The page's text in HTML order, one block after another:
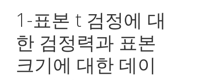
1-표본 t 검정에 대
한 검정력과 표본
크기에 대한 데이